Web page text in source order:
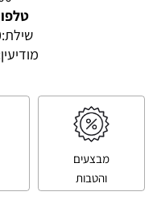
שילת:
מבצעים
והטבות